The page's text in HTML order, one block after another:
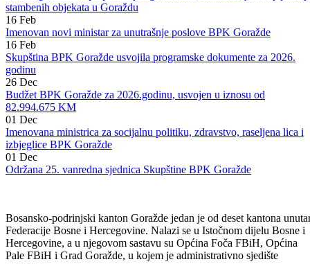
Sjednice Skupštine Vidi sve
30 Mar
Data saglasnost za potpisivanje ugovora o rekonstrukciji i
stambenih objekata u Goraždu
16 Feb
Imenovan novi ministar za unutrašnje poslove BPK Goražde
16 Feb
Skupština BPK Goražde usvojila programske dokumente za 2026.
godinu
26 Dec
Budžet BPK Goražde za 2026.godinu, usvojen u iznosu od
82.994.675 KM
01 Dec
Imenovana ministrica za socijalnu politiku, zdravstvo, raseljena lica i